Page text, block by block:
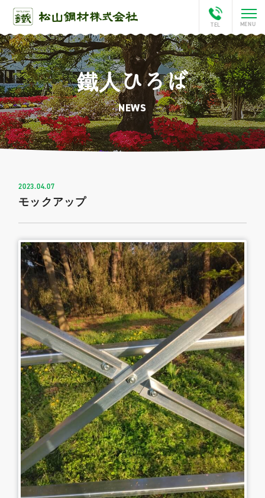
ホーム
会社案内
This is Matsuyama
鐵人ひろば
0479-57-3021
電話をかける
Webで
お問い合わせ
鐵人ひろば
NEWS
2023.04.07
モックアップ